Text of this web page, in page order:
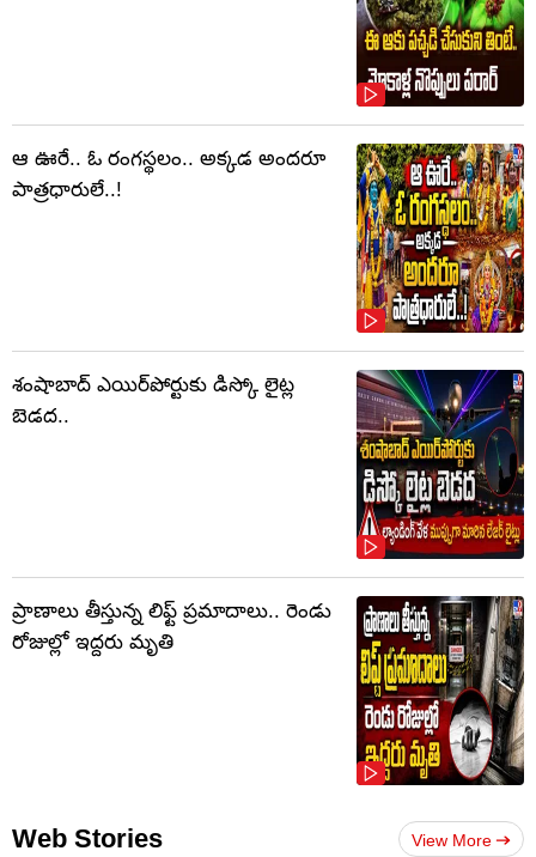
ఆ ఊరే.. ఓ రంగస్థలం.. అక్కడ అందరూ
పాత్రధారులే..!
శంషాబాద్ ఎయిర్‌పోర్టుకు డిస్కో లైట్ల
బెడద..
ప్రాణాలు తీస్తున్న లిఫ్ట్‌ ప్రమాదాలు.. రెండు
రోజుల్లో ఇద్దరు మృతి
Web Stories View More